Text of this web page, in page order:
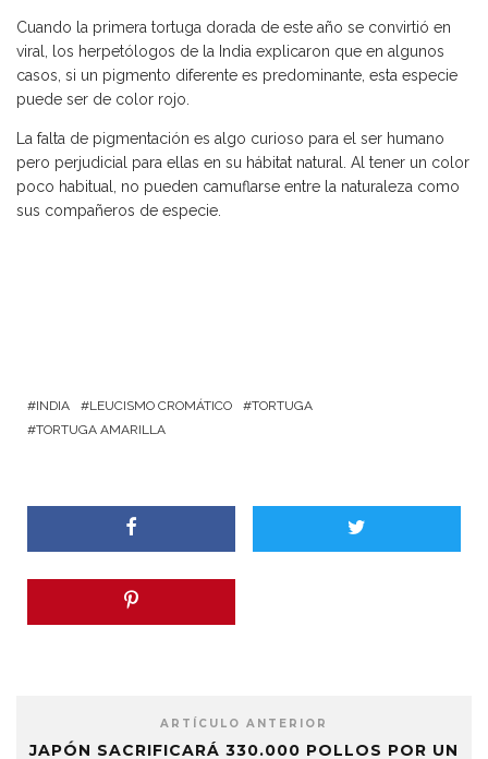
Cuando la primera tortuga dorada de este año se convirtió en
viral, los herpetólogos de la India explicaron que en algunos
casos, si un pigmento diferente es predominante, esta especie
puede ser de color rojo.
La falta de pigmentación es algo curioso para el ser humano
pero perjudicial para ellas en su hábitat natural. Al tener un color
poco habitual, no pueden camuflarse entre la naturaleza como
sus compañeros de especie.
INDIA LEUCISMO CROMÁTICO
TORTUGA
TORTUGA AMARILLA
ARTÍCULO ANTERIOR
JAPÓN SACRIFICARÁ 330.000 POLLOS POR UN